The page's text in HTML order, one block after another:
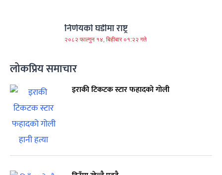
निर्णयको घडीमा राष्ट्र
२०८२ फाल्गुन १४, बिहीबार ०१:२२ गते
लोकप्रिय समाचार
इराकी टिकटक स्टार फहादको गोली